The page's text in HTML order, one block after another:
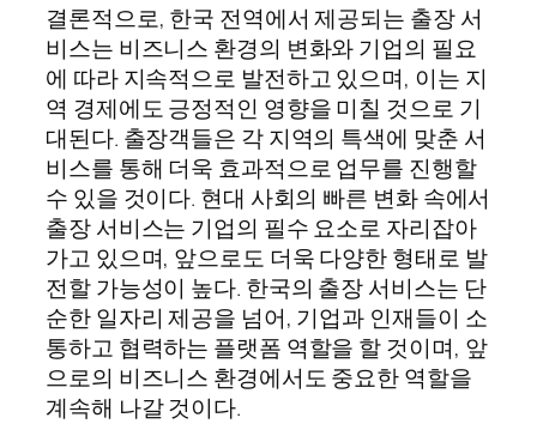
결론적으로, 한국 전역에서 제공되는 출장 서
비스는 비즈니스 환경의 변화와 기업의 필요
에 따라 지속적으로 발전하고 있으며, 이는 지
역 경제에도 긍정적인 영향을 미칠 것으로 기
대된다. 출장객들은 각 지역의 특색에 맞춘 서
비스를 통해 더욱 효과적으로 업무를 진행할
수 있을 것이다. 현대 사회의 빠른 변화 속에서
출장 서비스는 기업의 필수 요소로 자리잡아
가고 있으며, 앞으로도 더욱 다양한 형태로 발
전할 가능성이 높다. 한국의 출장 서비스는 단
순한 일자리 제공을 넘어, 기업과 인재들이 소
통하고 협력하는 플랫폼 역할을 할 것이며, 앞
으로의 비즈니스 환경에서도 중요한 역할을
계속해 나갈 것이다.